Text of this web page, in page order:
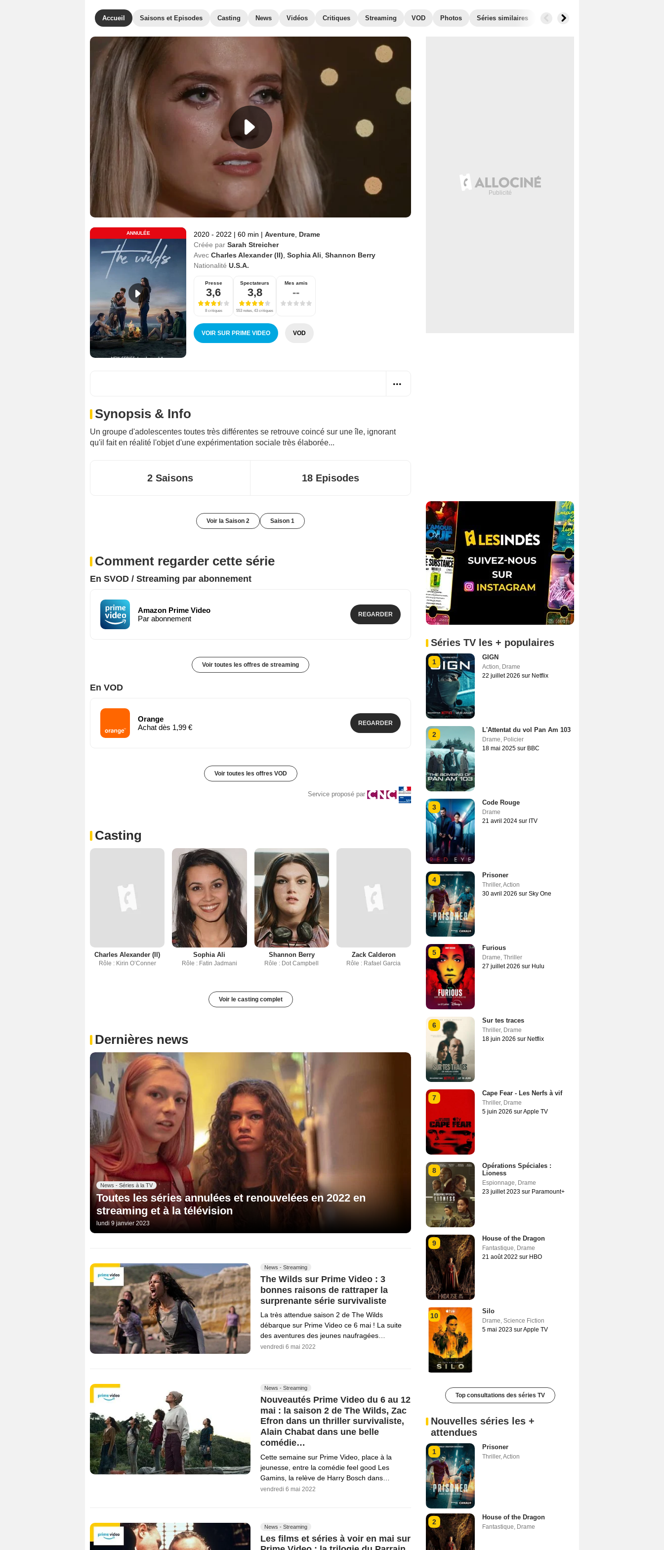
Accueil Saisons et Episodes Casting News Vidéos Critiques Streaming VOD Photos Séries similaires
ANNULÉE 2020 - 2022 | 60 min | Aventure Drame
Créée par Sarah Streicher
Avec Charles Alexander (II) Sophia Ali Shannon Berry
Nationalité U.S.A.
Presse
3,6
8 critiques
Spectateurs
3,8
553 notes, 43 critiques
Mes amis
--
VOIR SUR PRIME VIDEO VOD
Synopsis & Info
Un groupe d'adolescentes toutes très différentes se retrouve coincé sur une île, ignorant
qu'il fait en réalité l'objet d'une expérimentation sociale très élaborée...
2 Saisons 18 Episodes
Voir la Saison 2 Saison 1
Comment regarder cette série
En SVOD / Streaming par abonnement
Amazon Prime Video
Par abonnement
REGARDER
Voir toutes les offres de streaming
En VOD
Orange
Achat dès 1,99 €
REGARDER
Voir toutes les offres VOD
Service proposé par
Casting
Charles Alexander (II)
Rôle : Kirin O’Conner
Sophia Ali
Rôle : Fatin Jadmani
Shannon Berry
Rôle : Dot Campbell
Zack Calderon
Rôle : Rafael Garcia
Voir le casting complet
Dernières news
News - Séries à la TV
Toutes les séries annulées et renouvelées en 2022 en
streaming et à la télévision
lundi 9 janvier 2023
News - Streaming
The Wilds sur Prime Video : 3
bonnes raisons de rattraper la
surprenante série survivaliste
La très attendue saison 2 de The Wilds
débarque sur Prime Video ce 6 mai ! La suite
des aventures des jeunes naufragées…
vendredi 6 mai 2022
News - Streaming
Nouveautés Prime Video du 6 au 12
mai : la saison 2 de The Wilds, Zac
Efron dans un thriller survivaliste,
Alain Chabat dans une belle
comédie…
Cette semaine sur Prime Video, place à la
jeunesse, entre la comédie feel good Les
Gamins, la relève de Harry Bosch dans…
vendredi 6 mai 2022
News - Streaming
Les films et séries à voir en mai sur
Séries TV les + populaires
1
GIGN
Action, Drame
22 juillet 2026 sur Netflix
2
L'Attentat du vol Pan Am 103
Drame, Policier
18 mai 2025 sur BBC
3
Code Rouge
Drame
21 avril 2024 sur ITV
4
Prisoner
Thriller,Action
30 avril 2026 sur Sky One
5
Furious
Drame, Thriller
27 juillet 2026 sur Hulu
6
Sur tes traces
Thriller, Drame
18 juin 2026 sur Netflix
7
Cape Fear - Les Nerfs à vif
Thriller, Drame
5 juin 2026 sur Apple TV
8
Opérations Spéciales :
Lioness
Espionnage, Drame
23 juillet 2023 sur Paramount+
9
House of the Dragon
Fantastique, Drame
21 août 2022 sur HBO
10
Silo
Drame, Science Fiction
5 mai 2023 sur Apple TV
Top consultations des séries TV
Nouvelles séries les +
attendues
1
Prisoner
Thriller,Action
2
House of the Dragon
Fantastique, Drame